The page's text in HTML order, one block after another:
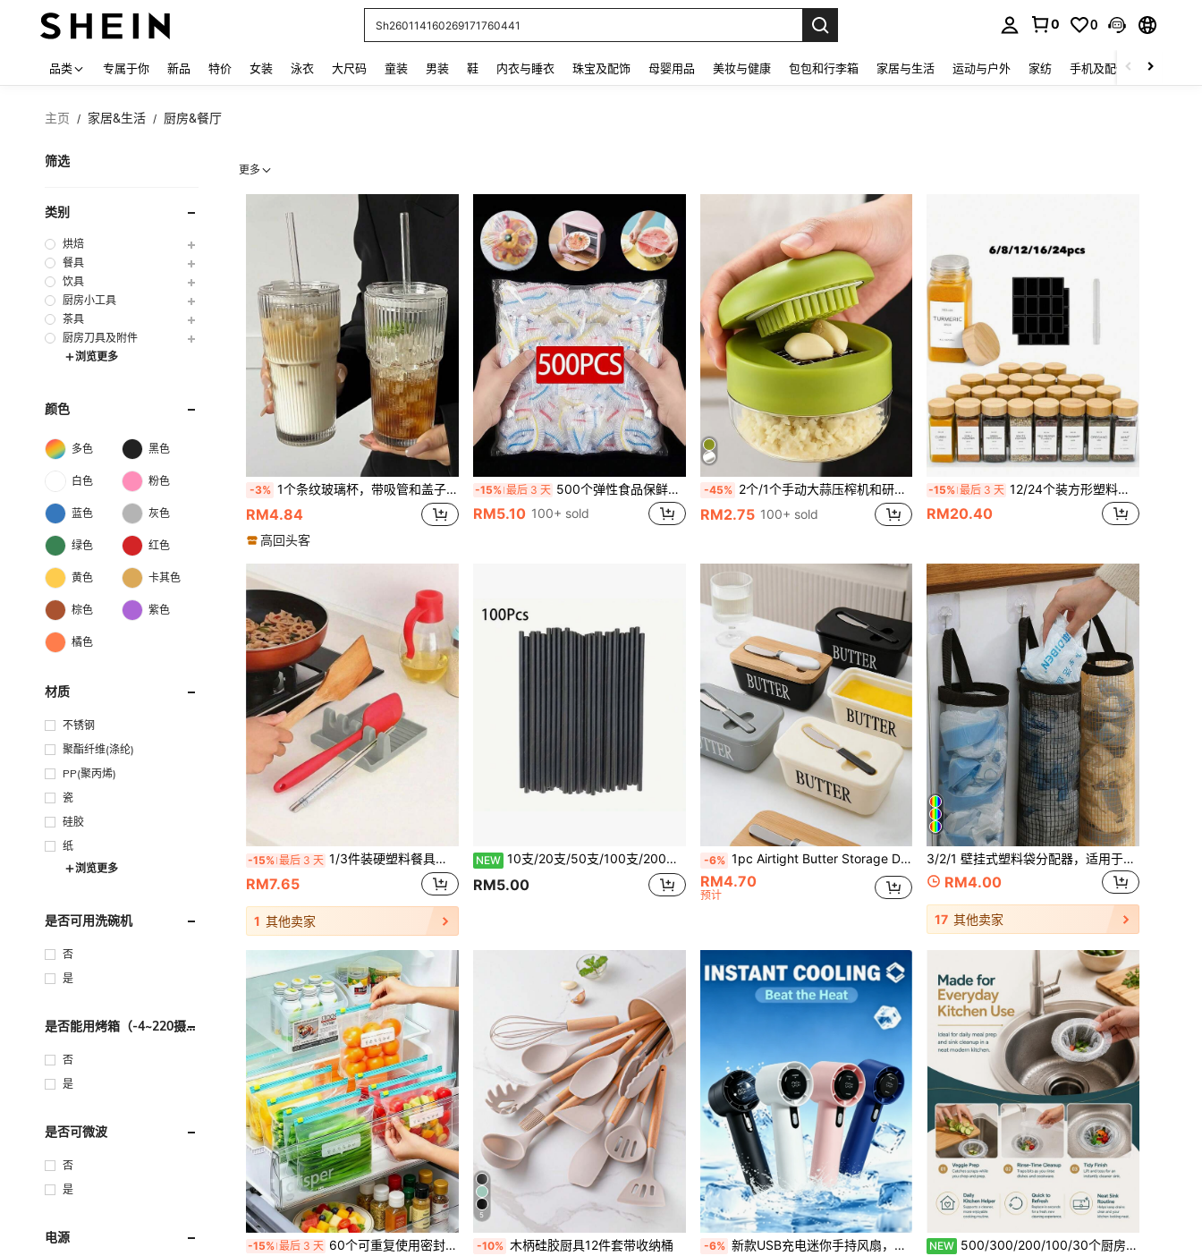
Sh260114160269171760441
0 0
品类 专属于你 新品 特价 女装 泳衣 大尺码 童装 男装 鞋 内衣与睡衣 珠宝及配饰 母婴用品 美妆与健康 包包和行李箱 家居与生活 运动与户外 家纺 手机及配件 电子产品
主页 / 家居&生活 / 厨房&餐厅
筛选
类别
烘焙
餐具
饮具
厨房小工具
茶具
厨房刀具及附件
浏览更多
颜色
多色 黑色
白色 粉色
蓝色 灰色
绿色 红色
黄色 卡其色
棕色 紫色
橘色
材质
不锈钢
聚酯纤维(涤纶)
PP(聚丙烯)
瓷
硅胶
纸
浏览更多
是否可用洗碗机
否
是
是否能用烤箱（-4~220摄氏
否
是
是否可微波
否
是
电源
更多
-3% 1个条纹玻璃杯，带吸管和盖子 - 20.29盎司/600毫升，外观精美的玻璃饮水杯，适用于咖啡、茶、牛奶、冰美式咖啡和拿铁等饮品。
RM4.84
高回头客
-15% 最后 3 天 500个弹性食品保鲜膜 - 可拉伸透明盘子盖,可重复使用,多功能,无异味厨房保鲜膜,防尘适用于家庭、餐厅、野餐 - 适用于所有尺寸盘子,野餐必备|装饰包装膜|可重复使用塑料膜,食品塑料膜
RM5.10 100+ sold
-45% 2个/1个手动大蒜压榨机和研磨机 - 多功能厨房工具,可用于切碎、切片和研磨,适用于家庭、餐厅、户外、旅行和食品车使用,便携式手持设计,塑料和大蒜瓣研磨机,厨房用品,烹饪用品,旅行和户外必需品,易于携带,家居装饰,开学季,女士礼物,男士礼物
RM2.75 100+ sold
-15% 最后 3 天 12/24个装方形塑料香料罐带标签，5.4盎司密封容器，带标签纸和笔，厨房整理套装，带塑料木纹瓶盖，香料标签，防锈，家用厨房用品，建议手洗
RM20.40
-15% 最后 3 天 1/3件装硬塑料餐具架带沥水垫，适用于家用厨房餐具如勺子、夹子、厨房配件架，多功能耐热锅盖架、铲子收纳架、可折叠锅盖架及勺子架
RM7.65
1 其他卖家
NEW 10支/20支/50支/100支/200支黑色纸吸管，可用作咖啡吸管或饮品搅拌器、7.5英寸吸管 适用于餐厅、家庭厨房、咖啡馆、派对及冰沙饮品 饮料 奶茶、冰咖啡、冰沙、奶昔和任何冷饮、豆浆、果汁、供应品、吸管、适用于婚礼活动派对、节日、万圣节派对、野餐用品、厨房用品、露营配件、
RM5.00
-6% 1pc Airtight Butter Storage Dish with Lid & Butter Knife, Multi-purpose Food Container for Butter Cheese Honey Cookies, Compact Countertop Storage Accessory for Daily Home Kitchen Food Organization,kitchen essentials,baking supplies
RM4.70
预计
3/2/1 壁挂式塑料袋分配器，适用于家庭、厨房、夏季海滩派对、食品、露营、收纳整理、房间装饰、厨房配件、圣诞节、厨房用品、厨房收纳、厨房
RM4.00
17 其他卖家
-15% 最后 3 天 60个可重复使用密封食品储藏袋（10个大号+30个中号+20个小号），加厚冷冻袋，微波炉适用，用于食品保鲜和整理，透明PE拉链袋，适用于厨房食品分类和零食存储
5
-10% 木柄硅胶厨具12件套带收纳桶 -6% 新款USB充电迷你手持风扇，大功率、静音便携，长续航强力制冷，适用于办公室、宿舍和户外场景，男女通用，海滩旅行必备 NEW 500/300/200/100/30个厨房水槽垃圾过滤网，蔬菜清洗池、洗碗池家用过滤网和排水网，蔬菜盆、游泳池用防漏清洁网，口袋式与地漏式